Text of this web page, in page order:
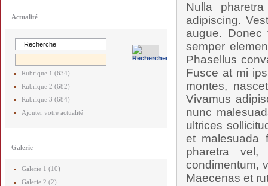
Actualité
Rubrique 1 (634)
Rubrique 2 (682)
Rubrique 3 (684)
Ajouter votre actualité
Galerie
Galerie 1 (10)
Galerie 2 (2)
Nulla
adipiscing.
augue. Donec
semper
Phasellus
Fusce at mi
montes,
Vivamus
nunc
ultrices
et malesuada
pharetra
condimentum,
Maecenas et